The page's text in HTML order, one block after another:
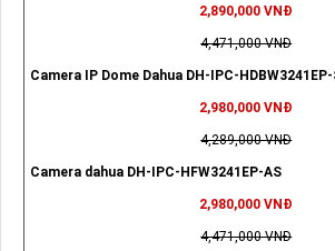
2,890,000 VNĐ
4,471,000 VNĐ
Camera IP Dome Dahua DH-IPC-HDBW3241EP-
2,980,000 VNĐ
4,289,000 VNĐ
Camera dahua DH-IPC-HFW3241EP-AS
2,980,000 VNĐ
4,471,000 VNĐ